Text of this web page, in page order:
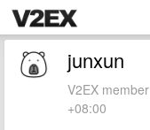
junxun
V2EX
+08:00